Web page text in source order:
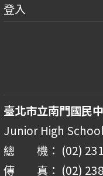
登入
臺北市立南門國民
Junior High School
總 機： (02)
傳 真： (02)